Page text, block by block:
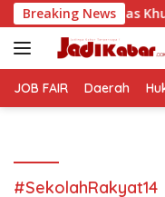
Langsung
ke
konten
Breaking News
Persoalan
JOB FAIR Daerah
#SekolahRakyat14